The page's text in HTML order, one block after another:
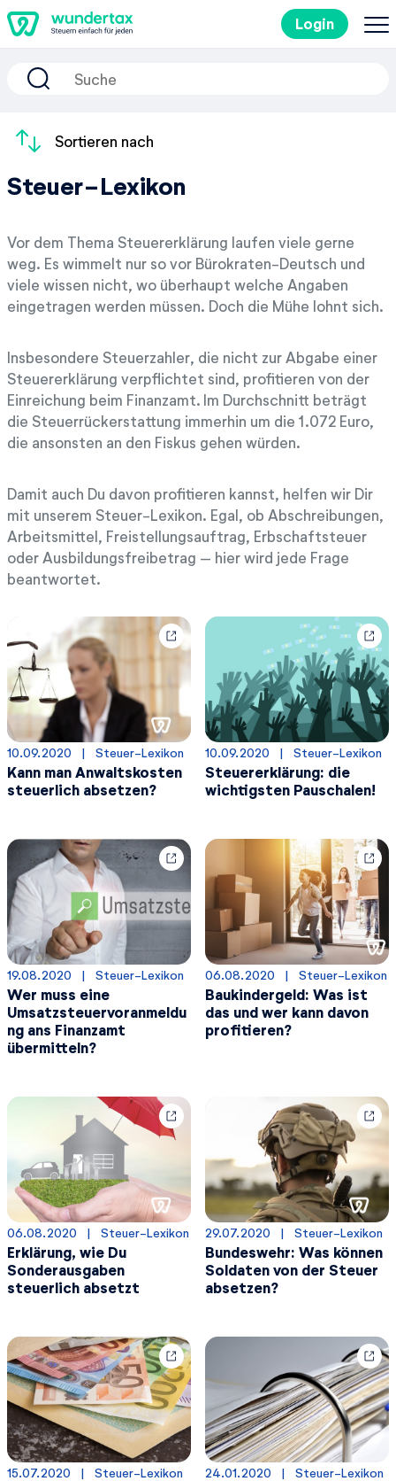
Login
So geht's
Kosten
Steuertipps
Steuer-Lexikon
Kostenlos ausprobieren
Sortieren nach
Steuer-Lexikon
Vor dem Thema Steuererklärung laufen viele gerne
weg. Es wimmelt nur so vor Bürokraten-Deutsch und
viele wissen nicht, wo überhaupt welche Angaben
eingetragen werden müssen. Doch die Mühe lohnt sich.
Insbesondere Steuerzahler, die nicht zur Abgabe einer
Steuererklärung verpflichtet sind, profitieren von der
Einreichung beim Finanzamt. Im Durchschnitt beträgt
die Steuerrückerstattung immerhin um die 1.072 Euro,
die ansonsten an den Fiskus gehen würden.
Damit auch Du davon profitieren kannst, helfen wir Dir
mit unserem Steuer-Lexikon. Egal, ob Abschreibungen,
Arbeitsmittel, Freistellungsauftrag, Erbschaftsteuer
oder Ausbildungsfreibetrag – hier wird jede Frage
beantwortet.
10.09.2020
  |
Steuer-Lexikon
Kann man Anwaltskosten
steuerlich absetzen?
10.09.2020
  |
Steuer-Lexikon
Steuererklärung: die
wichtigsten Pauschalen!
19.08.2020
  |
Steuer-Lexikon
Wer muss eine
Umsatzsteuervoranmeldu
ng ans Finanzamt
übermitteln?
06.08.2020
  |
Steuer-Lexikon
Baukindergeld: Was ist
das und wer kann davon
profitieren?
06.08.2020
  |
Steuer-Lexikon
Erklärung, wie Du
Sonderausgaben
steuerlich absetzt
29.07.2020
  |
Steuer-Lexikon
Bundeswehr: Was können
Soldaten von der Steuer
absetzen?
15.07.2020
  |
Steuer-Lexikon 24.01.2020
  |
Steuer-Lexikon